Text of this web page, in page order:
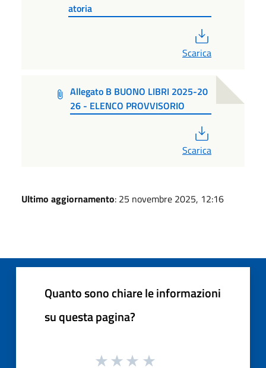
atoria
Scarica
Allegato B BUONO LIBRI 2025-20
26 - ELENCO PROVVISORIO
Scarica
Ultimo aggiornamento: 25 novembre 2025, 12:16
Quanto sono chiare le informazioni
su questa pagina?